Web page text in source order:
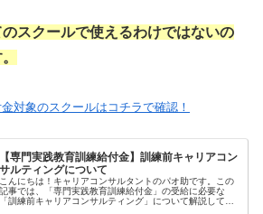
スクールで使えるわけではないの
対象のスクールはコチラで確認！
【専門実践教育訓練給付金】訓練前キャリアコン
サルティングについて
こんにちは！キャリアコンサルタントのパオ助です。この
記事では、「専門実践教育訓練給付金」の受給に必要な
「訓練前キャリアコンサルティング」について解説してい